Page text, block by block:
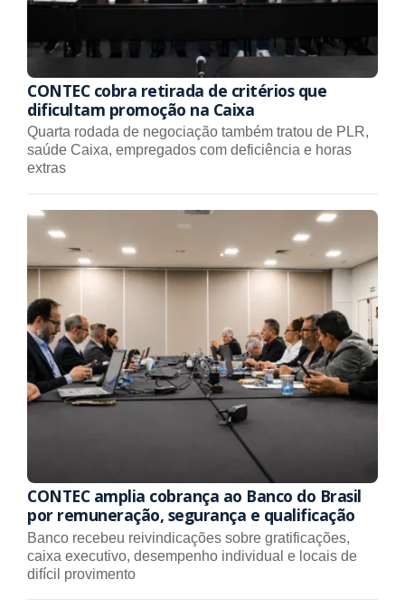
CONTEC cobra retirada de critérios que
dificultam promoção na Caixa
Quarta rodada de negociação também tratou de PLR,
saúde Caixa, empregados com deficiência e horas
extras
CONTEC amplia cobrança ao Banco do Brasil
por remuneração, segurança e qualificação
Banco recebeu reivindicações sobre gratificações,
caixa executivo, desempenho individual e locais de
difícil provimento